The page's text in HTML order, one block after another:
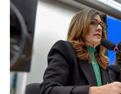
Homem:
Rogéria
Santos
questiona
Ministério
da
Saúde
sobre